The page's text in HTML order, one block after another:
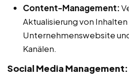
Content-Management:
Aktualisierung von
Unternehmenswebsite
Kanälen.
Social Media Management: